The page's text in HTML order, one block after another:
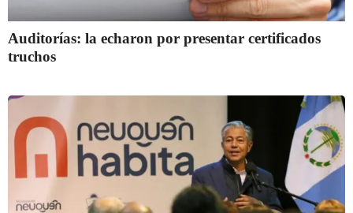
Auditorías: la echaron por presentar certificados
truchos